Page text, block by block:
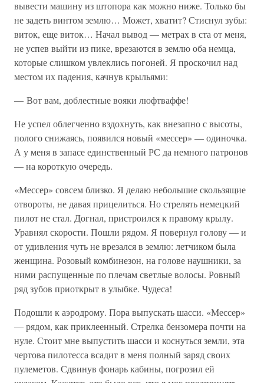
вывести машину из штопора как можно ниже. Только бы
не задеть винтом землю… Может, хватит? Стиснул зубы:
виток, еще виток… Начал вывод — метрах в ста от меня,
не успев выйти из пике, врезаются в землю оба немца,
которые слишком увлеклись погоней. Я проскочил над
местом их падения, качнув крыльями:
— Вот вам, доблестные вояки люфтваффе!
Не успел облегченно вздохнуть, как внезапно с высоты,
полого снижаясь, появился новый «мессер» — одиночка.
А у меня в запасе единственный РС да немного патронов
— на короткую очередь.
«Мессер» совсем близко. Я делаю небольшие скользящие
отвороты, не давая прицелиться. Но стрелять немецкий
пилот не стал. Догнал, пристроился к правому крылу.
Уравнял скорости. Пошли рядом. Я повернул голову — и
от удивления чуть не врезался в землю: летчиком была
женщина. Розовый комбинезон, на голове наушники, за
ними распущенные по плечам светлые волосы. Ровный
ряд зубов приоткрыт в улыбке. Чудеса!
Подошли к аэродрому. Пора выпускать шасси. «Мессер»
— рядом, как приклеенный. Стрелка бензомера почти на
нуле. Стоит мне выпустить шасси и коснуться земли, эта
чертова пилотесса всадит в меня полный заряд своих
пулеметов. Сдвинув фонарь кабины, погрозил ей